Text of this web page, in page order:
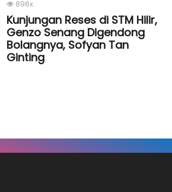
896x
Kunjungan Reses di STM Hilir,
Genzo Senang Digendong
Bolangnya, Sofyan Tan
Ginting